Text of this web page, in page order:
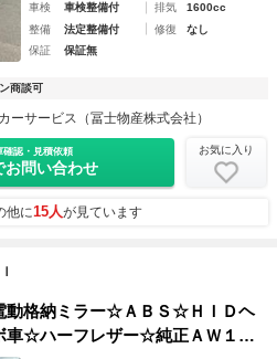
車検
車検整備付 排気
1600cc
整備
法定整備付 修復
なし
保証
保証無
商談可
ーサービス（冨士物産株式会社）
確認・見積依頼
お問い合わせ
お気に入り
他に15人が見ています
格納ミラー☆ＡＢＳ☆ＨＩＤヘ
☆ハーフレザー☆純正ＡＷ１７